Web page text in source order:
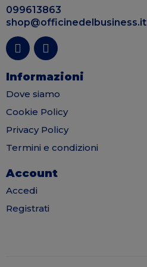
099613863
shop@officinedelbusiness.it
Informazioni
Dove siamo
Cookie Policy
Privacy Policy
Termini e condizioni
Account
Accedi
Registrati